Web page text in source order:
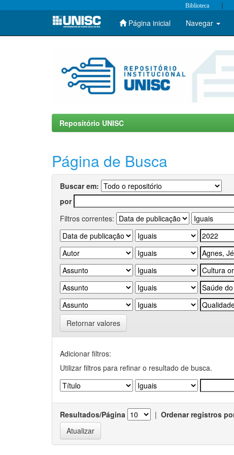
Skip
Biblioteca |
Página inicial Navegar
Repositório UNISC
Página de Busca
Buscar em:
por
Filtros correntes:
Retornar valores
Adicionar filtros:
Utilizar filtros para refinar o resultado de busca.
Resultados/Página | Ordenar registros